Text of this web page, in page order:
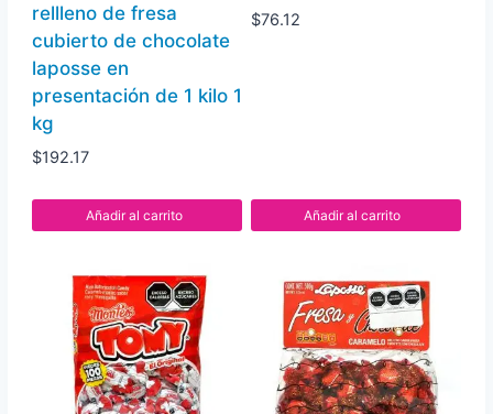
rellleno de fresa
cubierto de chocolate
laposse en
presentación de 1 kilo 1
kg
$192.17
Añadir al carrito
$76.12
Añadir al carrito